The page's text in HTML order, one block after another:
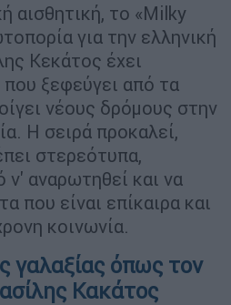
αισθητική, το «Milky
για την ελληνική
Κεκάτος έχει
που ξεφεύγει από τα
νέους δρόμους στην
Η σειρά προκαλεί,
στερεότυπα,
ν' αναρωτηθεί και να
που είναι επίκαιρα και
κοινωνία.
γαλαξίας όπως τον
Κακάτος